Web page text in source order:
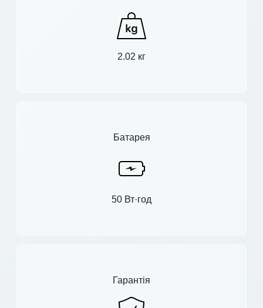
2.02 кг
Батарея
50 Вт·год
Гарантія